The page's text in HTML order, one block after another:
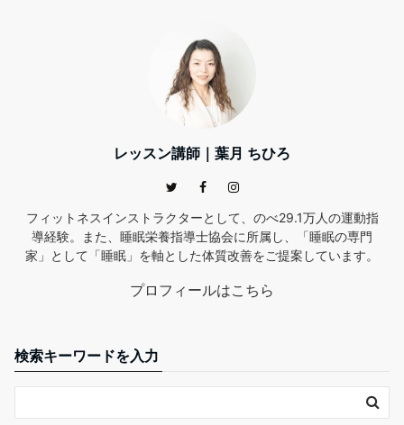
レッスン講師｜葉月 ちひろ
フィットネスインストラクターとして、のべ29.1万人の運動指
導経験。また、睡眠栄養指導士協会に所属し、「睡眠の専門
家」として「睡眠」を軸とした体質改善をご提案しています。
プロフィールはこちら
検索キーワードを入力